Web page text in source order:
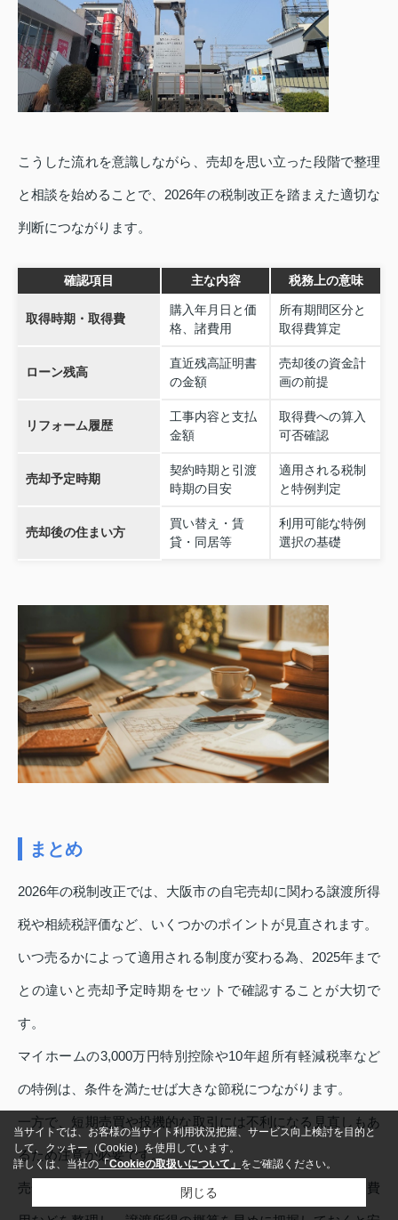
こうした流れを意識しながら、売却を思い立った段階で整理
と相談を始めることで、2026年の税制改正を踏まえた適切な
判断につながります。
確認項目 主な内容 税務上の意味
取得時期・取得費
購入年月日と価
格、諸費用
所有期間区分と
取得費算定
ローン残高
直近残高証明書
の金額
売却後の資金計
画の前提
リフォーム履歴
工事内容と支払
金額
取得費への算入
可否確認
売却予定時期
契約時期と引渡
時期の目安
適用される税制
と特例判定
売却後の住まい方
買い替え・賃
貸・同居等
利用可能な特例
選択の基礎
まとめ
2026年の税制改正では、大阪市の自宅売却に関わる譲渡所得
税や相続税評価など、いくつかのポイントが見直されます。
いつ売るかによって適用される制度が変わる為、2025年まで
との違いと売却予定時期をセットで確認することが大切で
す。
マイホームの3,000万円特別控除や10年超所有軽減税率など
の特例は、条件を満たせば大きな節税につながります。
一方で、短期売買や投機的な取引には不利になる見直しもあ
るため注意が必要です。
売却前には取得時期・購入価格・ローン残高・リフォーム費
当サイトでは、お客様の当サイト利用状況把握、サービス向上検討を目的と
して、クッキー（Cookie）を使用しています。
詳しくは、当社の「Cookieの取扱いについて」 をご確認ください。
閉じる